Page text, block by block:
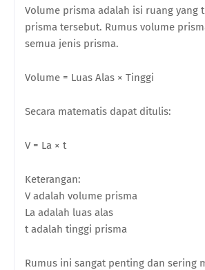
Volume prisma adalah isi ruang yang
prisma tersebut. Rumus volume
semua jenis prisma.
Volume = Luas Alas × Tinggi
Secara matematis dapat ditulis:
V = La × t
Keterangan:
V adalah volume prisma
La adalah luas alas
t adalah tinggi prisma
Rumus ini sangat penting dan sering